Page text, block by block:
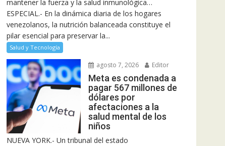
mantener la fuerza y la salud inmunológica…
ESPECIAL.- En la dinámica diaria de los hogares
venezolanos, la nutrición balanceada constituye el
pilar esencial para preservar la...
Salud y Tecnología
agosto 7, 2026 Editor
Meta es condenada a
pagar 567 millones de
dólares por
afectaciones a la
salud mental de los
niños
NUEVA YORK.- Un tribunal del estado